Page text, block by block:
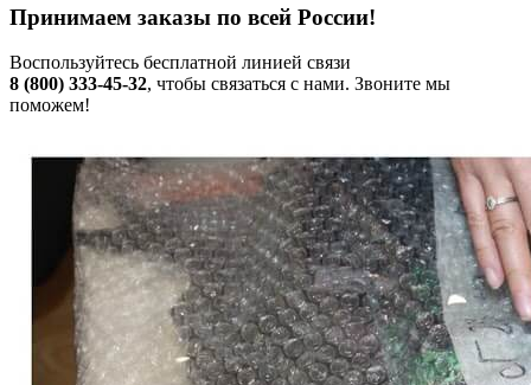
Принимаем заказы по всей России!
Воспользуйтесь бесплатной линией связи
8 (800) 333-45-32, чтобы связаться с нами. Звоните мы
поможем!